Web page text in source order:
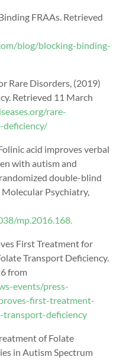
FRAAs. Retrieved
blog/blocking-binding-
Rare Disorders, (2019)
Retrieved 11 March
rare-
deficiency/
acid improves verbal
with autism and
double-blind
Psychiatry,
mp.2016.168.
First Treatment for
Transport Deficiency.
from
events/press-
first-treatment-
deficiency
of Folate
in Autism Spectrum